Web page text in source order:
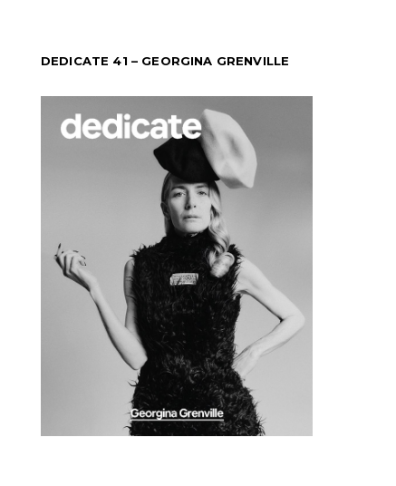
DEDICATE 41 – GEORGINA GRENVILLE